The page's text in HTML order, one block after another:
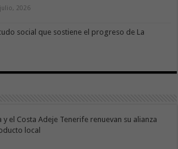
2026
social que sostiene el progreso de La
y el Costa Adeje Tenerife renuevan su alianza
local